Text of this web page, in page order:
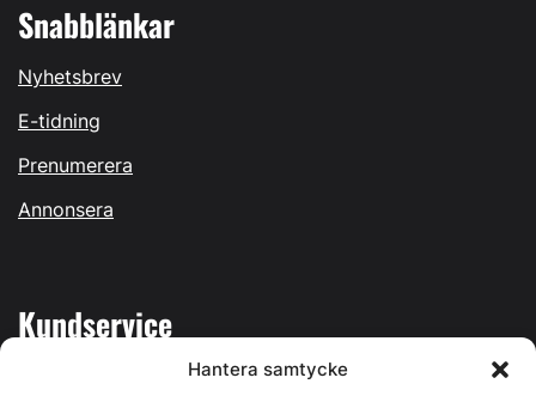
Hantera samtycke
Snabblänkar
Nyhetsbrev
E-tidning
Prenumerera
Annonsera
Kundservice